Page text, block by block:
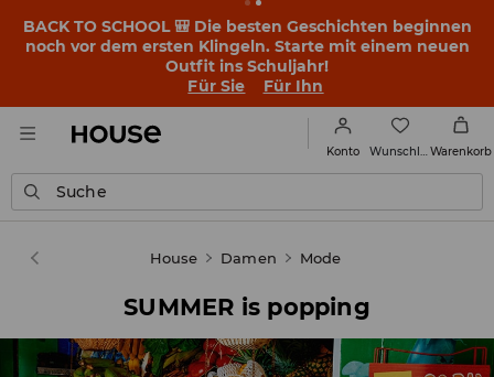
BACK TO SCHOOL 🎒 Die besten Geschichten beginnen
noch vor dem ersten Klingeln. Starte mit einem neuen
Outfit ins Schuljahr!
Für Sie
Für Ihn
Konto Warenkorb
Suche
House Damen Mode
SUMMER is popping